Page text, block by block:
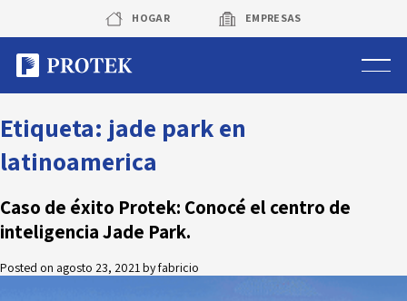
content
HOGAR EMPRESAS
Sistema de alarmas
Sistema de cámaras
Rastreo vehicular GPS
Protek Personas
Etiqueta: jade park en
latinoamerica
Caso de éxito Protek: Conocé el centro de
inteligencia Jade Park.
Posted on agosto 23, 2021byfabricio